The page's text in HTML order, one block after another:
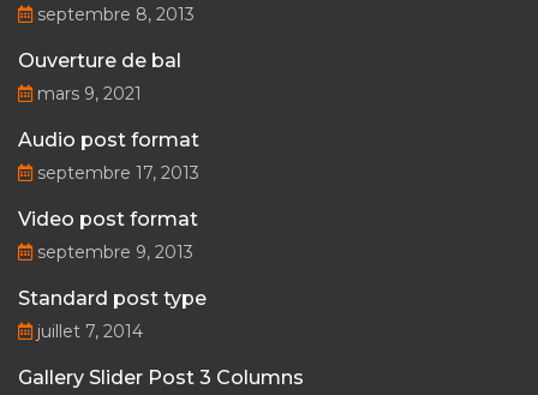
septembre 8, 2013
Ouverture de bal
mars 9, 2021
Audio post format
septembre 17, 2013
Video post format
septembre 9, 2013
Standard post type
juillet 7, 2014
Gallery Slider Post 3 Columns